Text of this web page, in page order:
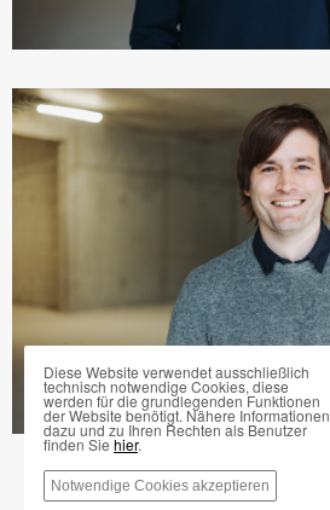
Diese Website verwendet ausschließlich
technisch notwendige Cookies, diese
werden für die grundlegenden Funktionen
der Website benötigt. Nähere Informationen
dazu und zu Ihren Rechten als Benutzer
finden Sie hier.
Notwendige Cookies akzeptieren